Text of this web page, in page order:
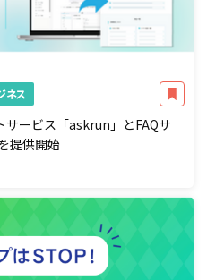
ネス
サービス「askrun」とFAQサ
提供開始